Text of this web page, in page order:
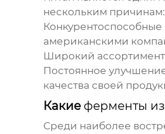
нескольким причинам:
американскими
Широкий
Постоянное
качества своей
Какие ферменты
Среди наиболее